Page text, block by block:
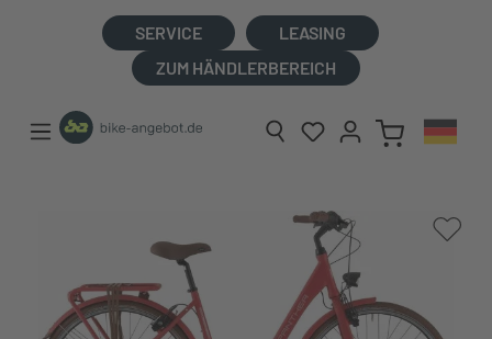
SERVICE
LEASING
ZUM HÄNDLERBEREICH